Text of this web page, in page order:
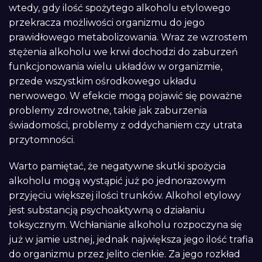
wtedy, gdy ilość spożytego alkoholu etylowego
przekracza możliwości organizmu do jego
prawidłowego metabolizowania. Wraz ze wzrostem
stężenia alkoholu we krwi dochodzi do zaburzeń
funkcjonowania wielu układów w organizmie,
przede wszystkim ośrodkowego układu
nerwowego. W efekcie mogą pojawić się poważne
problemy zdrowotne, takie jak zaburzenia
świadomości, problemy z oddychaniem czy utrata
przytomności.
Warto pamiętać, że negatywne skutki spożycia
alkoholu mogą wystąpić już po jednorazowym
przyjęciu większej ilości trunków. Alkohol etylowy
jest substancją psychoaktywną o działaniu
toksycznym. Wchłanianie alkoholu rozpoczyna się
już w jamie ustnej, jednak największa jego ilość trafia
do organizmu przez jelito cienkie. Za jego rozkład